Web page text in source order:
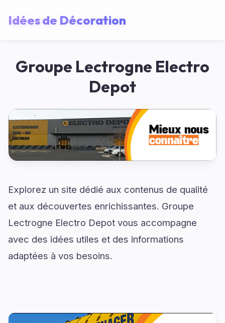
Idées de Décoration
Groupe Lectrogne Electro
Depot
Explorez un site dédié aux contenus de qualité
et aux découvertes enrichissantes. Groupe
Lectrogne Electro Depot vous accompagne
avec des idées utiles et des informations
adaptées à vos besoins.